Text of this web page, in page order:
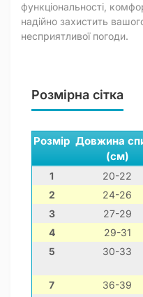
функціональності,
надійно захистить
несприятливої погоди.
Розмірна сітка
Розмір Довжина
(см)
1 20-22
2
24-26
3
27-29
4
29-31
5
30-33
7 36-39